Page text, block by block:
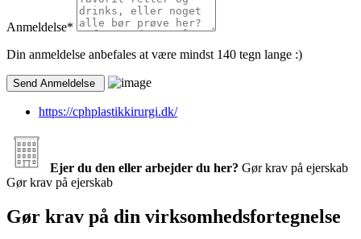
Anmeldelse*
Din anmeldelse anbefales at være mindst 140 tegn lange :)
https://cphplastikkirurgi.dk/
Ejer du den eller arbejder du her? Gør krav på ejerskab
Gør krav på ejerskab
Gør krav på din virksomhedsfortegnelse